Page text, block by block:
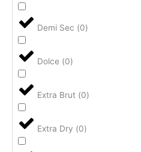
Demi Sec (0)
Dolce (0)
Extra Brut (0)
Extra Dry (0)